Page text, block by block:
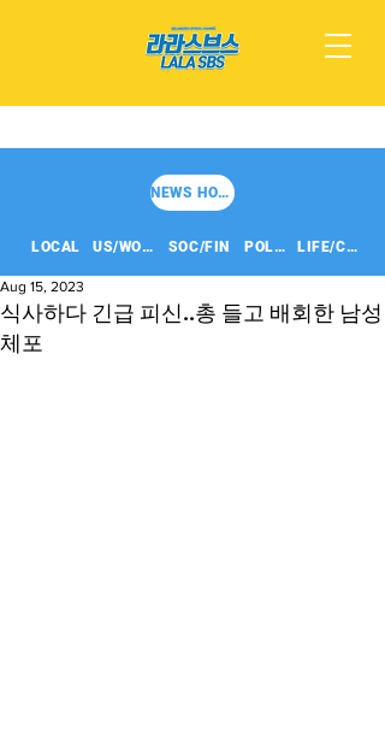
NEWS HOME
LOCAL US/WORLD SOC/FIN POLITICS LIFE/CULT
식사하다 긴급 피신..총 들고 배회한 남성
체포
Aug 15, 2023